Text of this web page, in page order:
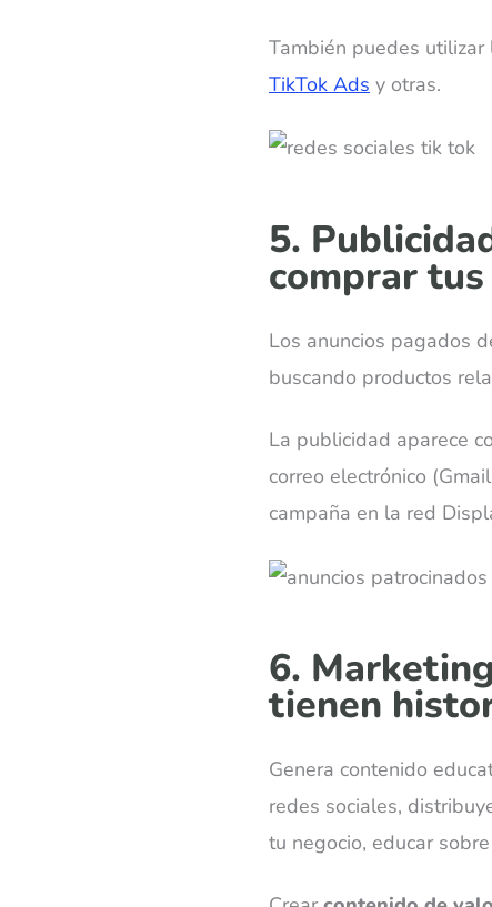
También puedes
TikTok Ads y otras.
5.
comprar
Los anuncios pagados
buscando productos
La publicidad aparece
correo electrónico
campaña en la red
6.
tienen
Genera contenido
redes sociales,
tu negocio, educar